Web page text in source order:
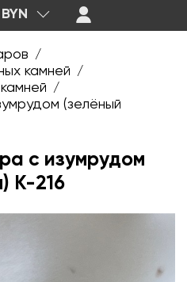
BYN
/
камней /
/
(зелёный
с изумрудом
K-216